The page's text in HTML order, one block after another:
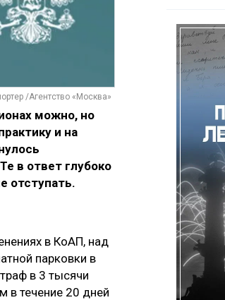
/Агентство «Москва»
можно, но
и на
в ответ глубоко
отступать.
в КоАП, над
парковки в
в 3 тысячи
в течение 20 дней